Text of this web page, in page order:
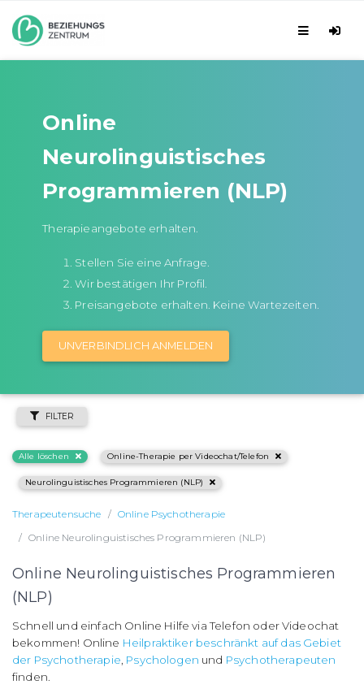
Online
Neurolinguistisches
Programmieren (NLP)
Therapieangebote erhalten.
Stellen Sie eine Anfrage.
Wir bestätigen Ihr Profil.
Preisangebote erhalten. Keine Wartezeiten.
UNVERBINDLICH ANMELDEN
FILTER
Alle löschen Online-Therapie per Videochat/Telefon
Neurolinguistisches Programmieren (NLP)
Therapeutensuche
Online Psychotherapie
Online Neurolinguistisches Programmieren (NLP)
Online Neurolinguistisches Programmieren
(NLP)
Schnell und einfach Online Hilfe via Telefon oder Videochat
bekommen! Online Heilpraktiker beschränkt auf das Gebiet
der Psychotherapie Psychologen und Psychotherapeuten
finden.